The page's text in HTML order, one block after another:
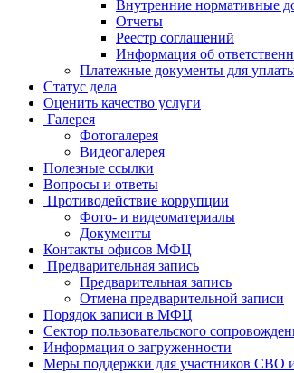
Внутренние нормативные
Отчеты
Реестр соглашений
Информация об
Платежные документы для
Статус дела
Оценить качество услуги
Галерея
Фотогалерея
Видеогалерея
Полезные ссылки
Вопросы и ответы
Противодействие коррупции
Фото- и видеоматериалы
Документы
Контакты офисов МФЦ
Предварительная запись
Предварительная запись
Отмена предварительной записи
Порядок записи в МФЦ
Сектор пользовательского
Информация о загруженности
Меры поддержки для участников СВО